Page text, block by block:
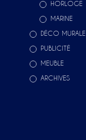
HORLOGE
MARINE
DÉCO MURALE
PUBLICITÉ
MEUBLE
ARCHIVES